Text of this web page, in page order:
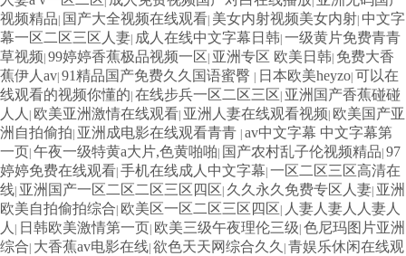
视频精品| 国产大全视频在线观看| 美女内射视频美女内射| 中文字
幕一区二区三区人妻| 成人在线中文字幕日韩| 一级黄片免费青青
草视频| 99婷婷香蕉极品视频一区| 亚洲专区 欧美日韩| 免费大香
蕉伊人av| 91精品国产免费久久国语蜜臀 | 日本欧美heyzo| 可以在
线观看的视频你懂的| 在线步兵一区二区三区| 亚洲国产香蕉碰碰
人人 | 欧美亚洲激情在线观看| 亚洲人妻在线观看视频| 欧美国产亚
洲自拍偷拍| 亚洲成电影在线观看青青 | av中文字幕 中文字幕第
一页| 午夜一级特黄a大片,色黄啪啪| 国产农村乱子伦视频精品| 97
婷婷免费在线观看| 手机在线成人中文字幕| 一区二区三区高清在
线| 亚洲国产一区二区二区三区四区| 久久永久免费专区人妻| 亚洲
欧美自拍偷拍综合| 欧美区一区二区三区四区| 人妻人妻人人妻人
人 | 日韩欧美激情第一页| 欧美三级午夜理伦三级| 色尼玛图片亚洲
综合| 大香蕉av电影在线| 欲色天天网综合久久 | 青娱乐休闲在线观